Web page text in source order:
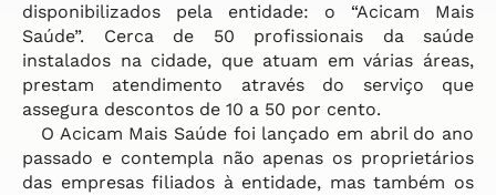
disponibilizados pela entidade: o “Acicam Mais
Saúde”. Cerca de 50 profissionais da saúde
instalados na cidade, que atuam em várias áreas,
prestam atendimento através do serviço que
assegura descontos de 10 a 50 por cento.
O Acicam Mais Saúde foi lançado em abril do ano
passado e contempla não apenas os proprietários
das empresas filiados à entidade, mas também os